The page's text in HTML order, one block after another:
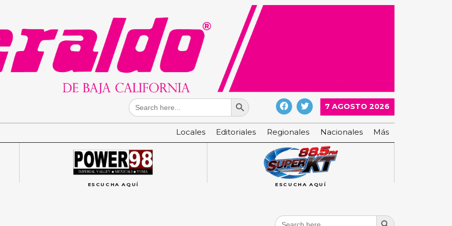
Search
for:
Search Button
7 AGOSTO 2026
Locales Editoriales Regionales Nacionales Más
ESCUCHA AQUÍ ESCUCHA AQUÍ
Search
Search Button